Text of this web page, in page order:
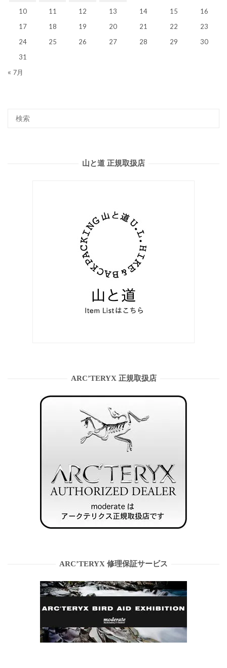
10
11 12 13 14 15
16
17
18 19 20 21 22
23
24
25 26 27 28 29
30
31
« 7月
山と道 正規取扱店
ARC’TERYX 正規取扱店
ARC’TERYX 修理保証サービス